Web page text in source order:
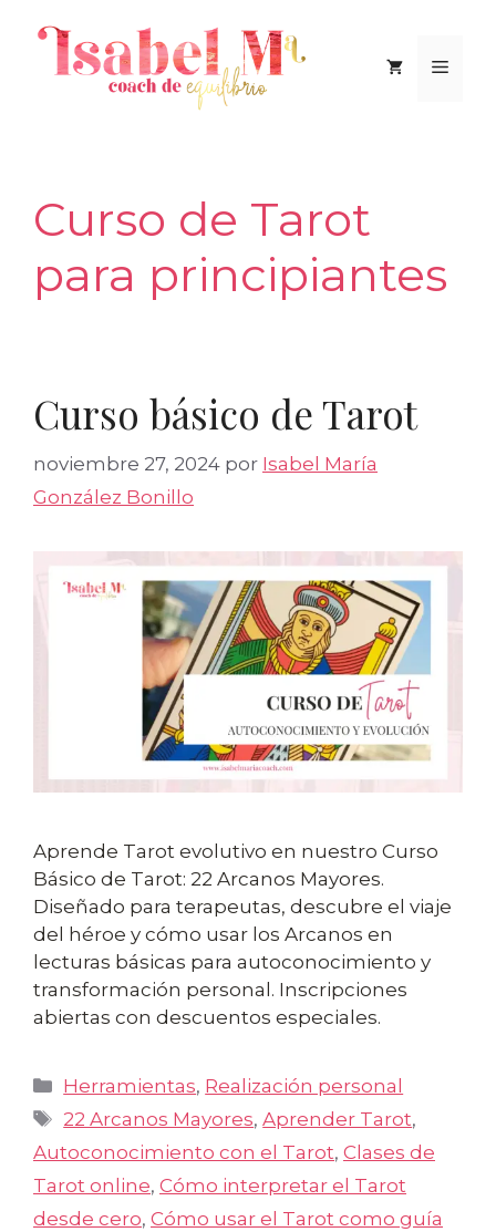
contenido
Menú
Curso de Tarot
para principiantes
Curso básico de Tarot
noviembre 27, 2024 por Isabel María
González Bonillo
Aprende Tarot evolutivo en nuestro Curso
Básico de Tarot: 22 Arcanos Mayores.
Diseñado para terapeutas, descubre el viaje
del héroe y cómo usar los Arcanos en
lecturas básicas para autoconocimiento y
transformación personal. Inscripciones
abiertas con descuentos especiales.
Categorías
Herramientas, Realización personal
Etiquetas
22 Arcanos Mayores,Aprender Tarot,
Autoconocimiento con el Tarot, Clases de
Tarot online, Cómo interpretar el Tarot
desde cero, Cómo usar el Tarot como guía